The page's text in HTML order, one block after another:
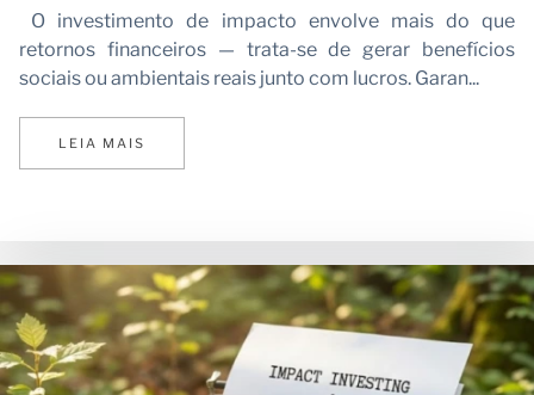
O investimento de impacto envolve mais do que
retornos financeiros — trata-se de gerar benefícios
sociais ou ambientais reais junto com lucros. Garan...
LEIA MAIS